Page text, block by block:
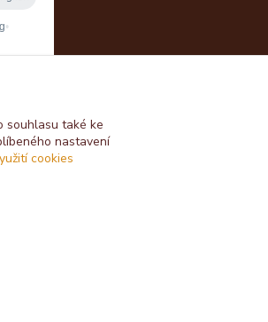
souhlasu také ke
nastavení
cookies